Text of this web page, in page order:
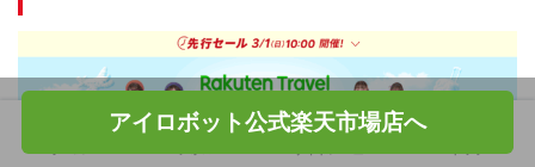
アイロボット公式楽天市場店へ